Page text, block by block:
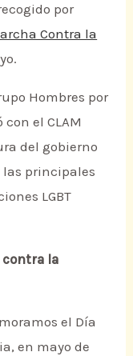
por
Contra la
Hombres por
el CLAM
del gobierno
las principales
LGBT
contra la
el Día
en mayo de